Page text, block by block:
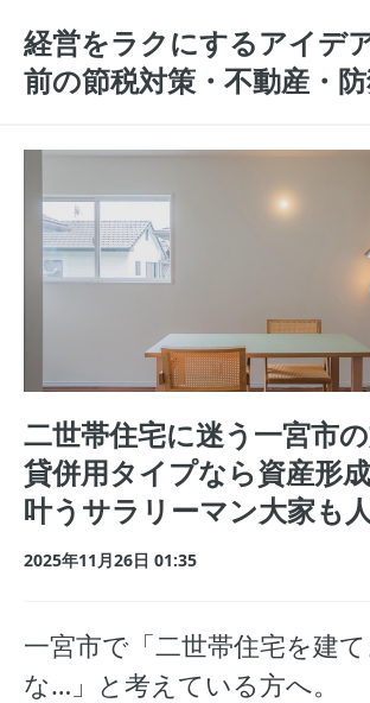
経営をラクにするアイデ
前の節税対策・不動産・
二世帯住宅に迷う一宮市
貸併用タイプなら資産形
叶うサラリーマン大家も
2025年11月26日 01:35
一宮市で「二世帯住宅を建
な…」と考えている方へ。